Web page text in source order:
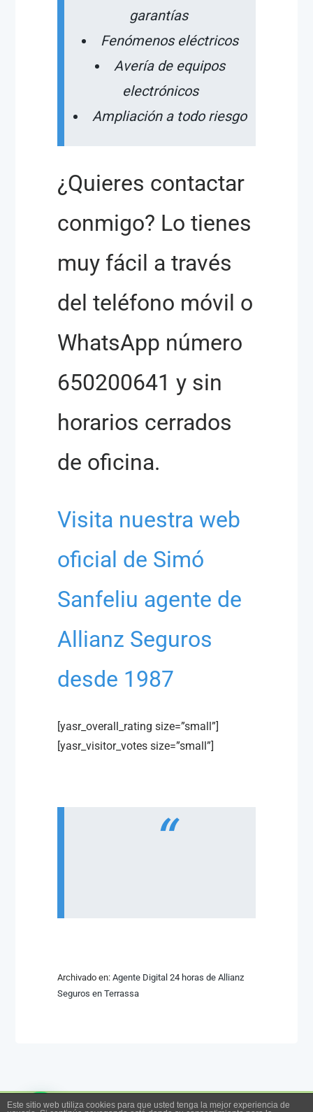
garantías
Fenómenos eléctricos
Avería de equipos
electrónicos
Ampliación a todo riesgo
¿Quieres contactar
conmigo? Lo tienes
muy fácil a través
del teléfono móvil o
WhatsApp número
650200641 y sin
horarios cerrados
de oficina.
Visita nuestra web
oficial de Simó
Sanfeliu agente de
Allianz Seguros
desde 1987
[yasr_overall_rating size=”small”]
[yasr_visitor_votes size=”small”]
Archivado en:Agente Digital 24 horas de Allianz
Seguros en Terrassa
Este sitio web utiliza cookies para que usted tenga la mejor experiencia de